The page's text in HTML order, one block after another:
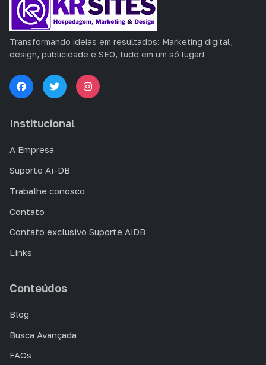
Transformando ideias em resultados: Marketing digital,
design, publicidade e SEO, tudo em um só lugar!
Institucional
A Empresa
Suporte Ai-DB
Trabalhe conosco
Contato
Contato exclusivo Suporte AiDB
Links
Conteúdos
Blog
Busca Avançada
FAQs